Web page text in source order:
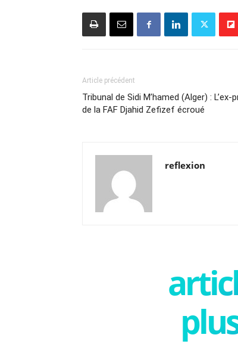
Article précédent
Tribunal de Sidi M’hamed (Alger) : L’ex-
de la FAF Djahid Zefizef écroué
reflexion